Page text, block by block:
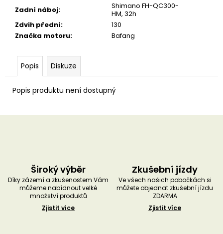
Zadní náboj:
Shimano FH-QC300-
HM, 32h
Zdvih přední:
130
Značka motoru: Bafang
Popis Diskuze
Popis produktu není dostupný
Široký výběr
Díky zázemí a zkušenostem Vám
můžeme nabídnout velké
množství produktů
Zjistit více
Zkušební jízdy
Ve všech našich pobočkách si
můžete objednat zkušební jízdu
ZDARMA
Zjistit více